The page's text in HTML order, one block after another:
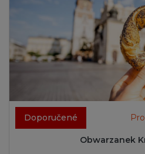
Doporučené
Obwarzanek